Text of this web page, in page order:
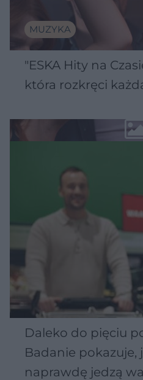
MUZYKA
"ESKA Hity na
która rozkręci
Daleko do pięciu
Badanie pokazuje,
naprawdę jedzą